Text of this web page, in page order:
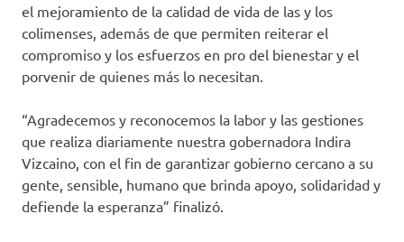
el mejoramiento de la calidad de vida de las y los
colimenses, además de que permiten reiterar el
compromiso y los esfuerzos en pro del bienestar y el
porvenir de quienes más lo necesitan.
“Agradecemos y reconocemos la labor y las gestiones
que realiza diariamente nuestra gobernadora Indira
Vizcaino, con el fin de garantizar gobierno cercano a su
gente, sensible, humano que brinda apoyo, solidaridad y
defiende la esperanza” finalizó.